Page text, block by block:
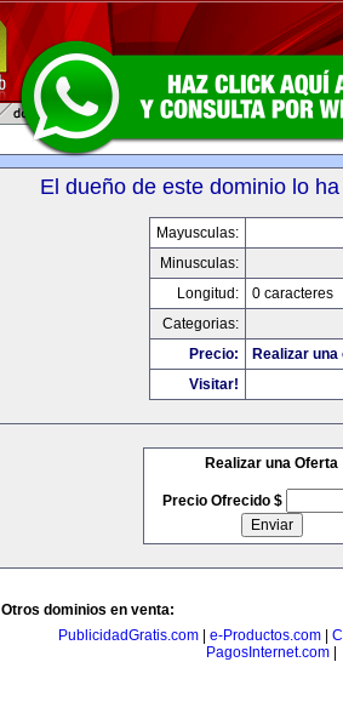
El dueño de este dominio lo
Mayusculas:
Minusculas:
Longitud:
0 caracteres
Categorias:
Precio:
Realizar
Visitar!
Realizar una Oferta
Precio Ofrecido $
Otros dominios en venta:
PublicidadGratis.com
e-Productos.com
PagosInternet.com